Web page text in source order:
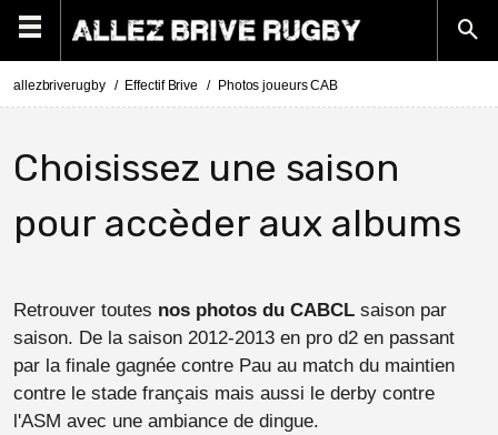
allezbriverugby Effectif Brive Photos joueurs CAB
Choisissez une saison
pour accèder aux albums
Retrouver toutes nos photos du CABCL saison par
saison. De la saison 2012-2013 en pro d2 en passant
par la finale gagnée contre Pau au match du maintien
contre le stade français mais aussi le derby contre
l'ASM avec une ambiance de dingue.